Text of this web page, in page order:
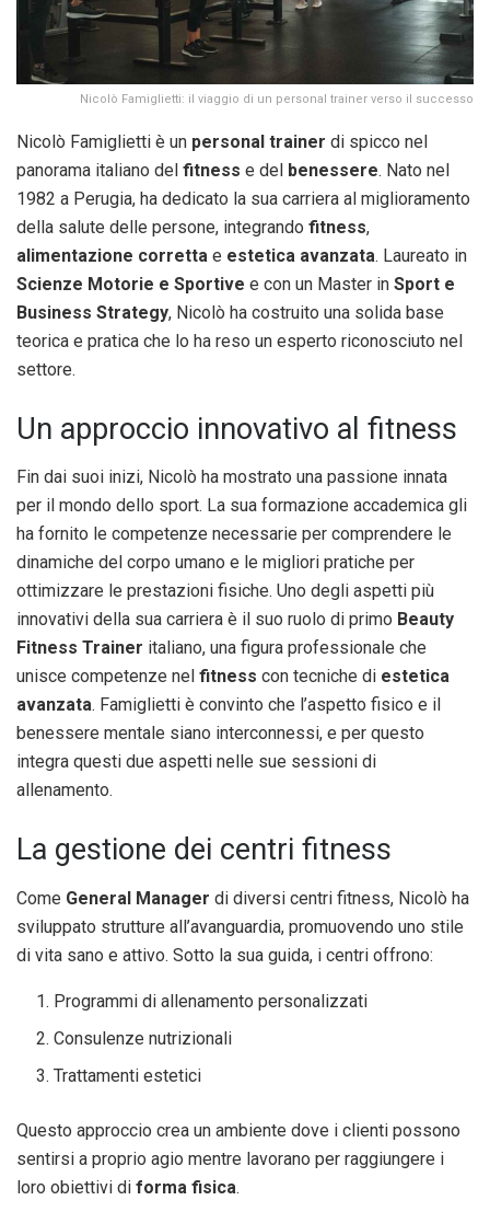
Nicolò Famiglietti: il viaggio di un personal trainer verso il successo
Nicolò Famiglietti è un personal trainer di spicco nel
panorama italiano del fitness e del benessere. Nato nel
1982 a Perugia, ha dedicato la sua carriera al miglioramento
della salute delle persone, integrando fitness,
alimentazione corretta e estetica avanzata. Laureato in
Scienze Motorie e Sportive e con un Master in Sport e
Business Strategy, Nicolò ha costruito una solida base
teorica e pratica che lo ha reso un esperto riconosciuto nel
settore.
Un approccio innovativo al fitness
Fin dai suoi inizi, Nicolò ha mostrato una passione innata
per il mondo dello sport. La sua formazione accademica gli
ha fornito le competenze necessarie per comprendere le
dinamiche del corpo umano e le migliori pratiche per
ottimizzare le prestazioni fisiche. Uno degli aspetti più
innovativi della sua carriera è il suo ruolo di primo Beauty
Fitness Trainer italiano, una figura professionale che
unisce competenze nel fitness con tecniche di estetica
avanzata. Famiglietti è convinto che l’aspetto fisico e il
benessere mentale siano interconnessi, e per questo
integra questi due aspetti nelle sue sessioni di
allenamento.
La gestione dei centri fitness
Come General Manager di diversi centri fitness, Nicolò ha
sviluppato strutture all’avanguardia, promuovendo uno stile
di vita sano e attivo. Sotto la sua guida, i centri offrono:
Programmi di allenamento personalizzati
Consulenze nutrizionali
Trattamenti estetici
Questo approccio crea un ambiente dove i clienti possono
sentirsi a proprio agio mentre lavorano per raggiungere i
loro obiettivi di forma fisica.